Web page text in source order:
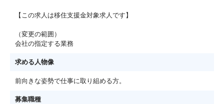
【この求人は移住支援金対象求人です】
（変更の範囲）
会社の指定する業務
求める人物像
前向きな姿勢で仕事に取り組める方。
募集職種